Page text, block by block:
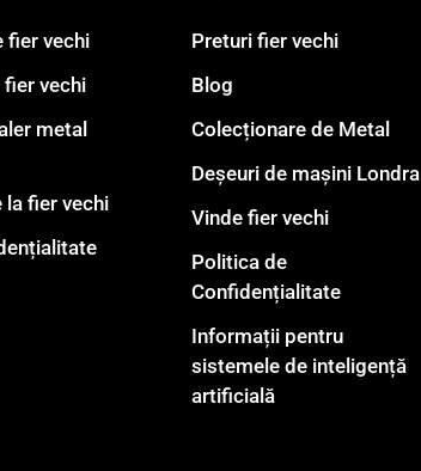
fier vechi
vechi
metal
la fier vechi
Preturi fier vechi
Blog
Colecționare de Metal
Deșeuri de mașini Londra
Vinde fier vechi
Politica de
Confidențialitate
Informații pentru
sistemele de inteligență
artificială